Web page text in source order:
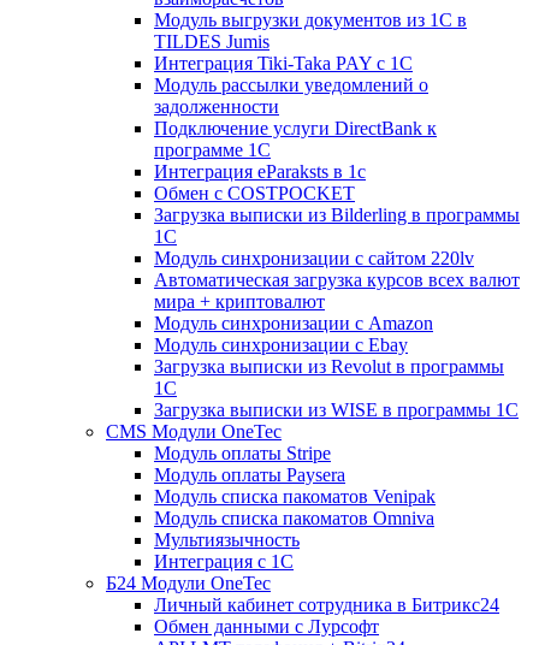
Модуль выгрузки документов из 1С в
TILDES Jumis
Интеграция Tiki-Taka PAY с 1С
Модуль рассылки уведомлений о
задолженности
Подключение услуги DirectBank к
программе 1С
Интеграция eParaksts в 1с
Обмен с COSTPOCKET
Загрузка выписки из Bilderling в программы
1C
Модуль синхронизации с сайтом 220lv
Автоматическая загрузка курсов всех валют
мира + криптовалют
Модуль синхронизации с Amazon
Модуль синхронизации с Ebay
Загрузка выписки из Revolut в программы
1C
Загрузка выписки из WISE в программы 1C
CMS Модули OneTec
Модуль оплаты Stripe
Модуль оплаты Paysera
Модуль списка пакоматов Venipak
Модуль списка пакоматов Omniva
Мультиязычность
Интеграция с 1С
Б24 Модули OneTec
Личный кабинет сотрудника в Битрикс24
Обмен данными с Лурсофт